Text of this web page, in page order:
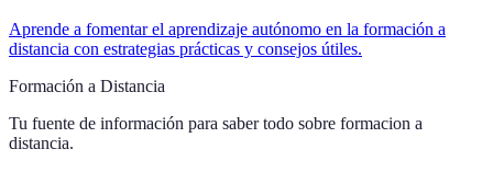
Aprende a fomentar el aprendizaje autónomo en la formación a
distancia con estrategias prácticas y consejos útiles.
Formación a Distancia
Tu fuente de información para saber todo sobre formacion a
distancia.